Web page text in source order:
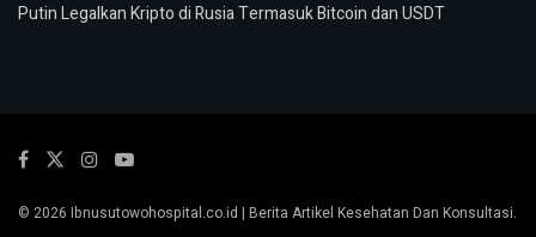
Putin Legalkan Kripto di Rusia Termasuk Bitcoin dan USDT
© 2026 Ibnusutowohospital.co.id | Berita Artikel Kesehatan Dan Konsultasi.